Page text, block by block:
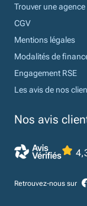
Trouver une agence
CGV
Mentions légales
Modalités de
Engagement RSE
Les avis de nos
Nos avis
Retrouvez-nous sur